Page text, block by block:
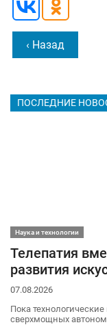
‹ Назад
ПОСЛЕДНИЕ
Наука и технологии
Телепатия
развития
07.08.2026
Пока
сверхмощных